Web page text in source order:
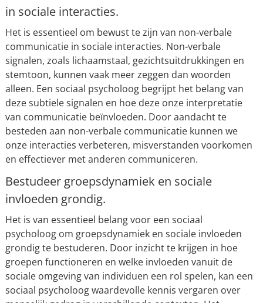
in sociale interacties.
Het is essentieel om bewust te zijn van non-verbale
communicatie in sociale interacties. Non-verbale
signalen, zoals lichaamstaal, gezichtsuitdrukkingen en
stemtoon, kunnen vaak meer zeggen dan woorden
alleen. Een sociaal psycholoog begrijpt het belang van
deze subtiele signalen en hoe deze onze interpretatie
van communicatie beïnvloeden. Door aandacht te
besteden aan non-verbale communicatie kunnen we
onze interacties verbeteren, misverstanden voorkomen
en effectiever met anderen communiceren.
Bestudeer groepsdynamiek en sociale
invloeden grondig.
Het is van essentieel belang voor een sociaal
psycholoog om groepsdynamiek en sociale invloeden
grondig te bestuderen. Door inzicht te krijgen in hoe
groepen functioneren en welke invloeden vanuit de
sociale omgeving van individuen een rol spelen, kan een
sociaal psycholoog waardevolle kennis vergaren over